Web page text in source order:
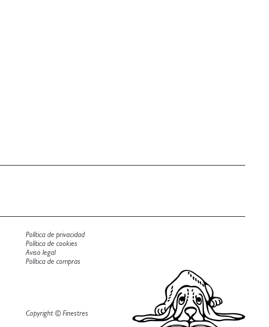
Política de privacidad
Política de cookies
Aviso legal
Política de compras
Copyright © Finestres